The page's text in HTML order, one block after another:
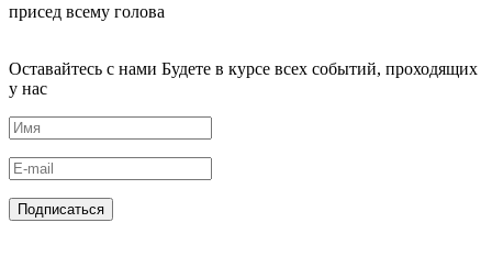
присед всему голова
Оставайтесь с нами Будете в курсе всех событий, проходящих
у нас
Подписаться